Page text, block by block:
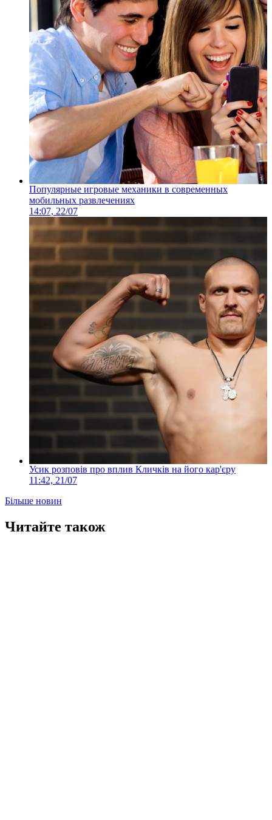
Популярные игровые механики в современных
мобильных развлечениях
14:07, 22/07
Усик розповів про вплив Кличків на його кар'єру
11:42, 21/07
Більше новин
Читайте також